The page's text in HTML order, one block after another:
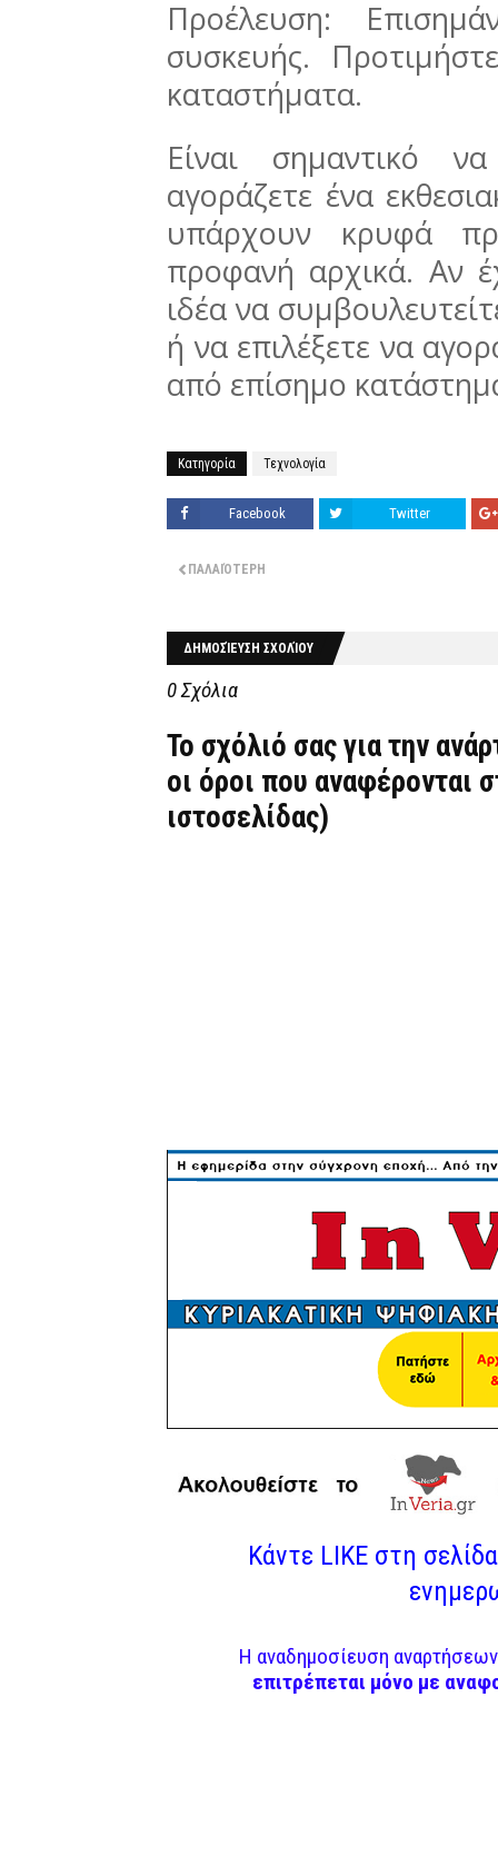
Προέλευση:
συσκευής.
καταστήματα.
Είναι σημαντικό
αγοράζετε ένα
υπάρχουν κρυφά
προφανή αρχικά. Αν
ιδέα να
ή να επιλέξετε να
από επίσημο
Κατηγορία Τεχνολογία
Facebook Twitter
ΠΑΛΑΙΌΤΕΡΗ
ΔΗΜΟΣΊΕΥΣΗ ΣΧΟΛΊΟΥ
0 Σχόλια
Το σχόλιό σας για την
οι όροι που αναφέρονται
ιστοσελίδας)
Κάντε LIKE στη
Η αναδημοσίευση
επιτρέπεται μόνο με